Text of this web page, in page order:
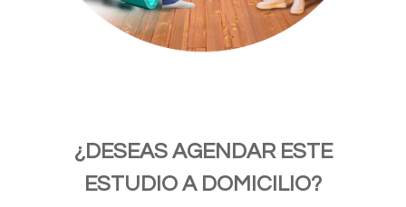
¿DESEAS AGENDAR ESTE
ESTUDIO A DOMICILIO?